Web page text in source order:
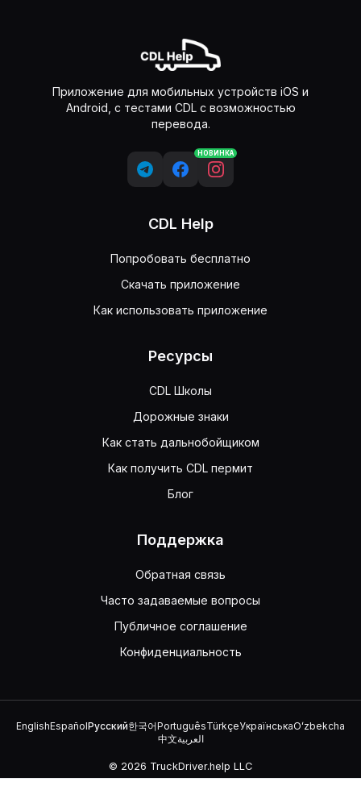
Приложение для мобильных устройств iOS и
Android, с тестами CDL с возможностью
перевода.
НОВИНКА
CDL Help
Попробовать бесплатно
Скачать приложение
Как использовать приложение
Ресурсы
CDL Школы
Дорожные знаки
Как стать дальнобойщиком
Как получить CDL пермит
Блог
Поддержка
Обратная связь
Часто задаваемые вопросы
Публичное соглашение
Конфиденциальность
EnglishEspañolРусский한국어PortuguêsTürkçeУкраїнськаOʻzbekcha
中文العربية
© 2026 TruckDriver.help LLC